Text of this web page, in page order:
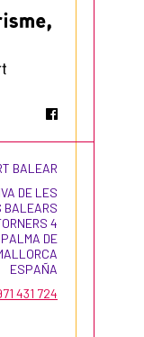
BALEAR
DE LES
BALEARS
4
DE
ESPAÑA
431 724